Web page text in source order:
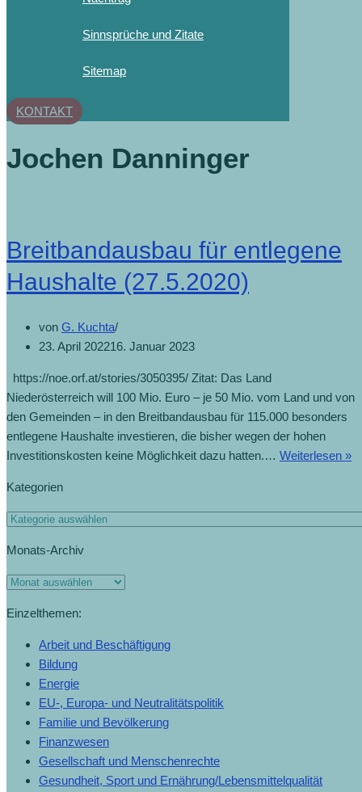
Sinnsprüche und Zitate
Sitemap
KONTAKT
Jochen Danninger
Breitbandausbau für entlegene
Haushalte (27.5.2020)
von G. Kuchta
23. April 202216. Januar 2023
https://noe.orf.at/stories/3050395/ Zitat: Das Land
Niederösterreich will 100 Mio. Euro – je 50 Mio. vom Land und von
den Gemeinden – in den Breitbandausbau für 115.000 besonders
entlegene Haushalte investieren, die bisher wegen der hohen
Investitionskosten keine Möglichkeit dazu hatten.… Weiterlesen »
Kategorien
Monats-Archiv
Einzelthemen:
Arbeit und Beschäftigung
Bildung
Energie
EU-, Europa- und Neutralitätspolitik
Familie und Bevölkerung
Finanzwesen
Gesellschaft und Menschenrechte
Gesundheit, Sport und Ernährung/Lebensmittelqualität